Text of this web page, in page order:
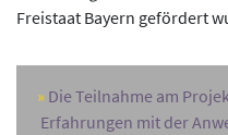
Freistaat Bayern gefördert
Die Teilnahme am
Erfahrungen mit der